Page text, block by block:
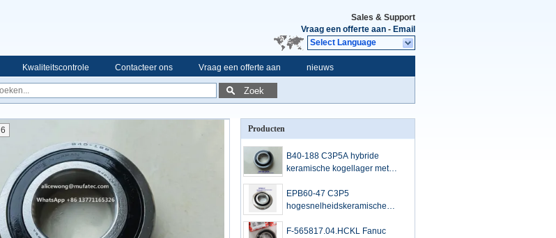
Sales & Support
Vraag een offerte aan - Email
Select Language
Kwaliteitscontrole Contacteer ons Vraag een offerte aan nieuws
Zoek
6 Producten
B40-188 C3P5A hybride
keramische kogellager met
40*80*18mm
EPB60-47 C3P5
hogesnelheidskeramische
Fanuc servomotorlagersg
F-565817.04.HCKL Fanuc